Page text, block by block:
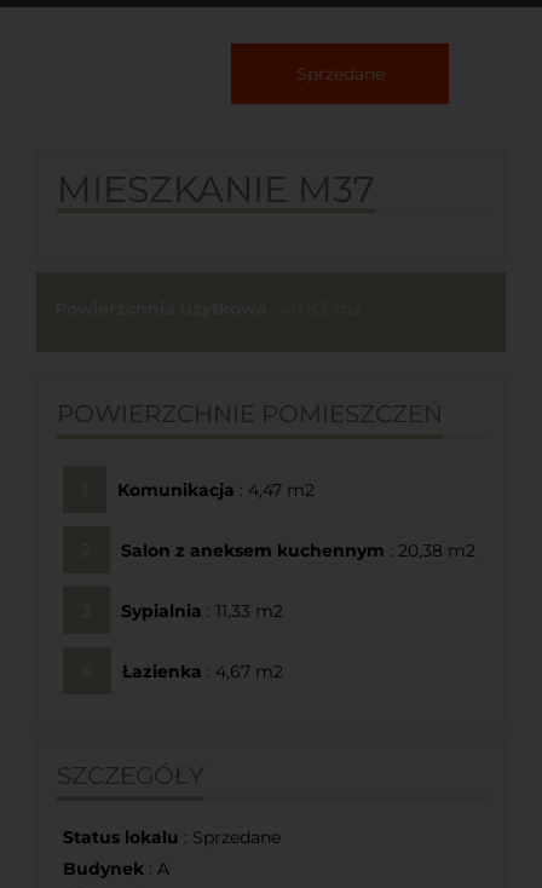
MIESZKANIE M37
Sprzedane
POWIERZCHNIE POMIESZCZEŃ
Komunikacja : 4,47
Salon z aneksem kuchennym : 20,38
Sypialnia : 11,33
Łazienka : 4,67
SZCZEGÓŁY
Status lokalu : Sprzedane
Budynek : A